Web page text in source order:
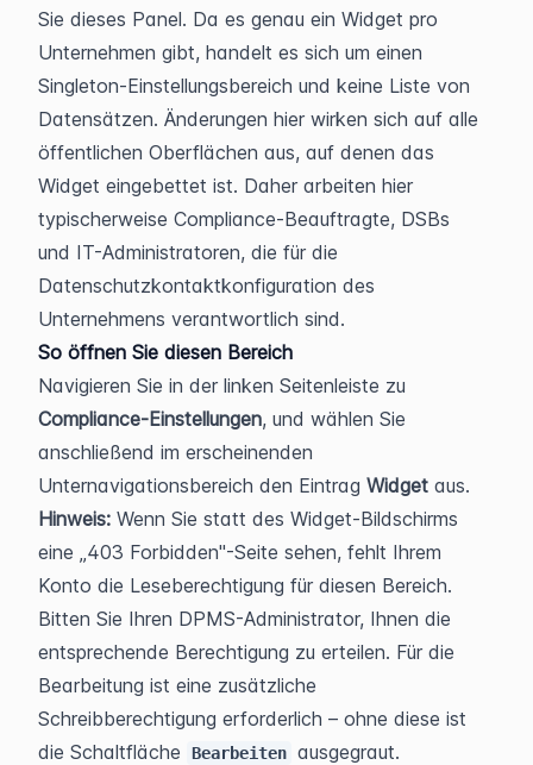
Sie dieses Panel. Da es genau ein Widget pro
Unternehmen gibt, handelt es sich um einen
Singleton-Einstellungsbereich und keine Liste von
Datensätzen. Änderungen hier wirken sich auf alle
öffentlichen Oberflächen aus, auf denen das
Widget eingebettet ist. Daher arbeiten hier
typischerweise Compliance-Beauftragte, DSBs
und IT-Administratoren, die für die
Datenschutzkontaktkonfiguration des
Unternehmens verantwortlich sind.
So öffnen Sie diesen Bereich
Compliance-Einstellungen, und wählen Sie
anschließend im erscheinenden
Unternavigationsbereich den Eintrag Widget aus.
Hinweis: Wenn Sie statt des Widget-Bildschirms
eine „403 Forbidden"-Seite sehen, fehlt Ihrem
Konto die Leseberechtigung für diesen Bereich.
Bitten Sie Ihren DPMS-Administrator, Ihnen die
entsprechende Berechtigung zu erteilen. Für die
Bearbeitung ist eine zusätzliche
Schreibberechtigung erforderlich – ohne diese ist
die Schaltfläche
Bearbeiten ausgegraut.